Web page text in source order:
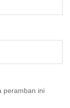
peramban ini